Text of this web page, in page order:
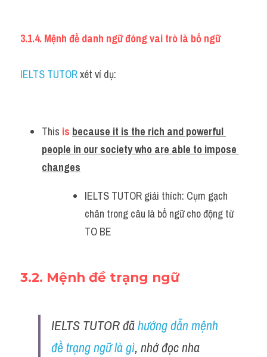
3.1.4. Mệnh đề danh ngữ đóng vai trò là bổ ngữ
IELTS TUTOR xét ví dụ:
This is because it is the rich and powerful
people in our society who are able to impose
changes
IELTS TUTOR giải thích: Cụm gạch
chân trong câu là bổ ngữ cho động từ
TO BE
3.2. Mệnh đề trạng ngữ
IELTS TUTOR đã hướng dẫn mệnh
đề trạng ngữ là gì, nhớ đọc nha